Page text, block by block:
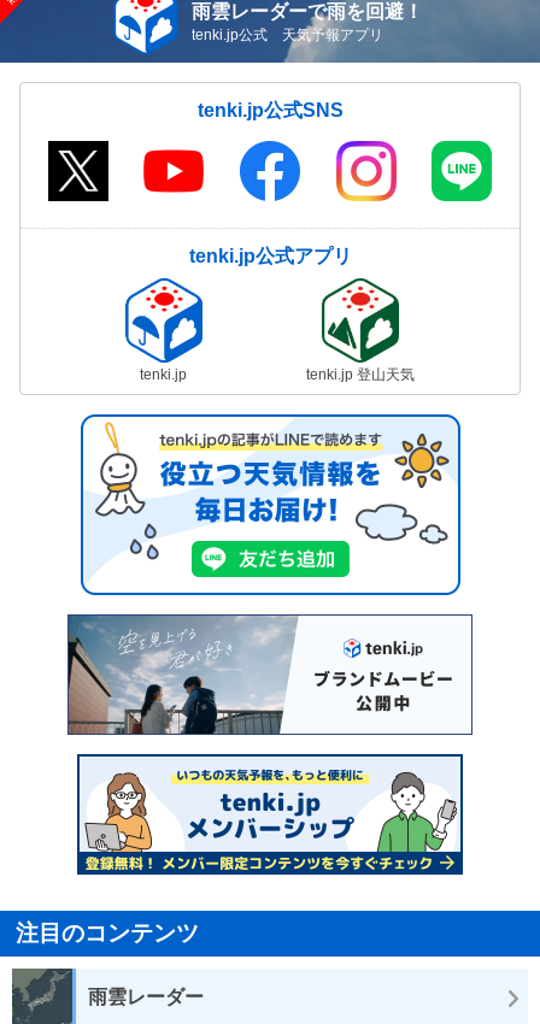
雨雲レーダーで雨を回避！
tenki.jp公式 天気予報アプリ
tenki.jp公式SNS
tenki.jp公式アプリ
tenki.jp tenki.jp 登山天気
注目のコンテンツ
雨雲レーダー